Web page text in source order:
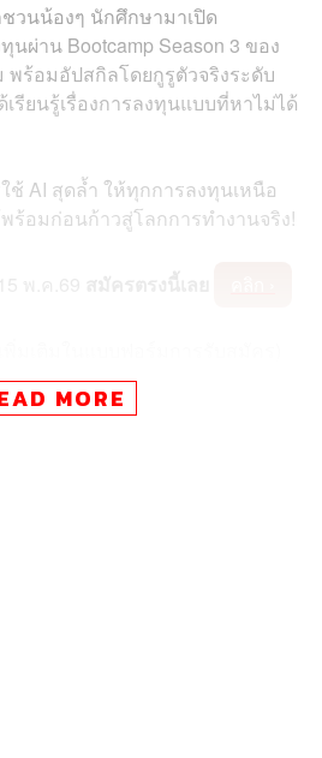
วนน้องๆ นักศึกษามาเปิด
ผ่าน Bootcamp Season 3 ของ
พร้อมอัปสกิลโดยกูรูตัวจริงระดับ
รียนรู้เรื่องการลงทุนแบบที่หาไม่ได้
ช้ AI สุดล้ำ ให้ทุกการลงทุนเหนือ
พร้อมก่อนก้าวสู่โลกการทำงานจริง!
สมัครตรงนี้เลย
กศึกษา ทุกคณะ ทุกชั้นปี เรียนได้
MORE